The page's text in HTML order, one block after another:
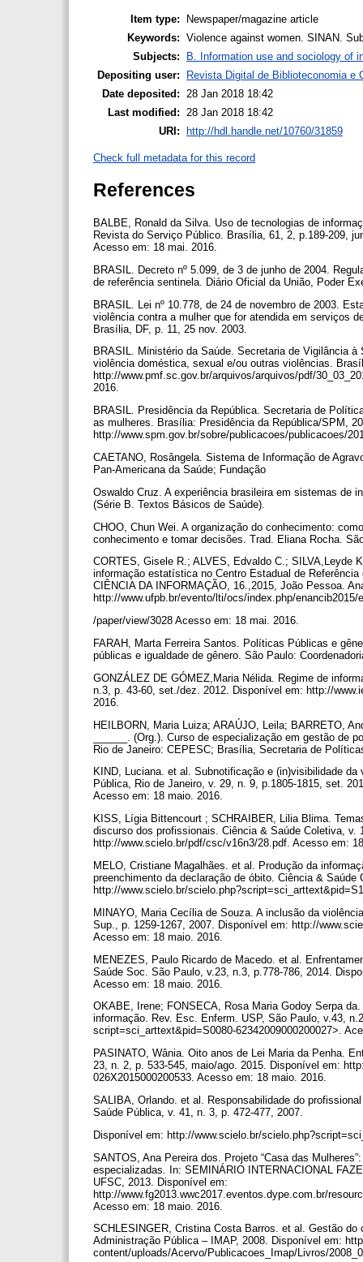
Item type:
Newspaper/magazine article
Keywords: Violence against women. SINAN.
Subjects:
B. Information use and sociology of
Depositing user:
Revista Digital de Biblioteconomia e
Date deposited: 28 Jan 2018 18:42
Last modified: 28 Jan 2018 18:42
URI:
http://hdl.handle.net/10760/31859
Check full metadata for this record
References
BALBE, Ronald da Silva. Uso de tecnologias de
Revista do Serviço Público. Brasília, 61, 2, p.189-209,
Acesso em: 18 mai. 2016.
BRASIL. Decreto nº 5.099, de 3 de junho de 2004.
de referência sentinela. Diário Oficial da União, Poder
BRASIL. Lei nº 10.778, de 24 de novembro de 2003.
violência contra a mulher que for atendida em serviços
Brasília, DF, p. 11, 25 nov. 2003.
BRASIL. Ministério da Saúde. Secretaria de Vigilância
violência doméstica, sexual e/ou outras violências.
http://www.pmf.sc.gov.br/arquivos/arquivos/pdf/
2016.
BRASIL. Presidência da República. Secretaria de
as mulheres. Brasília: Presidência da República/SPM,
http://www.spm.gov.br/sobre/publicacoes/publicacoes/
CAETANO, Rosângela. Sistema de Informação de
Pan-Americana da Saúde; Fundação
Oswaldo Cruz. A experiência brasileira em sistemas de
(Série B. Textos Básicos de Saúde).
CHOO, Chun Wei. A organização do conhecimento:
conhecimento e tomar decisões. Trad. Eliana Rocha.
CORTES, Gisele R.; ALVES, Edvaldo C.; SILVA,Leyde
informação estatística no Centro Estadual de
CIÊNCIA DA INFORMAÇÃO, 16.,2015, João Pessoa.
http://www.ufpb.br/evento/lti/ocs/index.php/
/paper/view/3028 Acesso em: 18 mai. 2016.
FARAH, Marta Ferreira Santos. Políticas Públicas e
públicas e igualdade de gênero. São Paulo:
GONZÁLEZ DE GÓMEZ,Maria Nélida. Regime de
n.3, p. 43-60, set./dez. 2012. Disponível em: http://
2016.
HEILBORN, Maria Luiza; ARAÚJO, Leila; BARRETO,
______. (Org.). Curso de especialização em gestão de
Rio de Janeiro: CEPESC; Brasília, Secretaria de
KIND, Luciana. et al. Subnotificação e (in)visibilidade
Pública, Rio de Janeiro, v. 29, n. 9, p.1805-1815, set.
Acesso em: 18 maio. 2016.
KISS, Lígia Bittencourt ; SCHRAIBER, Lilia Blima.
discurso dos profissionais. Ciência & Saúde Coletiva, v.
http://www.scielo.br/pdf/csc/v16n3/28.pdf. Acesso em:
MELO, Cristiane Magalhães. et al. Produção da
preenchimento da declaração de óbito. Ciência &
http://www.scielo.br/
MINAYO, Maria Cecília de Souza. A inclusão da
Sup., p. 1259-1267, 2007. Disponível em: http://
Acesso em: 18 maio. 2016.
MENEZES, Paulo Ricardo de Macedo. et al.
Saúde Soc. São Paulo, v.23, n.3, p.778-786, 2014.
Acesso em: 18 maio. 2016.
OKABE, Irene; FONSECA, Rosa Maria Godoy Serpa
informação. Rev. Esc. Enferm. USP, São Paulo, v.43,
script=sci_arttext&pid=S0080-62342009000200027>.
PASINATO, Wânia. Oito anos de Lei Maria da Penha.
23, n. 2, p. 533-545, maio/ago. 2015. Disponível em:
026X2015000200533. Acesso em: 18 maio. 2016.
SALIBA, Orlando. et al. Responsabilidade do
Saúde Pública, v. 41, n. 3, p. 472-477, 2007.
Disponível em: http://www.scielo.br/
SANTOS, Ana Pereira dos. Projeto “Casa das
especializadas. In: SEMINÁRIO INTERNACIONAL
UFSC, 2013. Disponível em:
http://www.fg2013.wwc2017.eventos.dype.com.br/
Acesso em: 18 maio. 2016.
SCHLESINGER, Cristina Costa Barros. et al. Gestão
Administração Pública – IMAP, 2008. Disponível em:
content/uploads/Acervo/Publicacoes_Imap/Livros/